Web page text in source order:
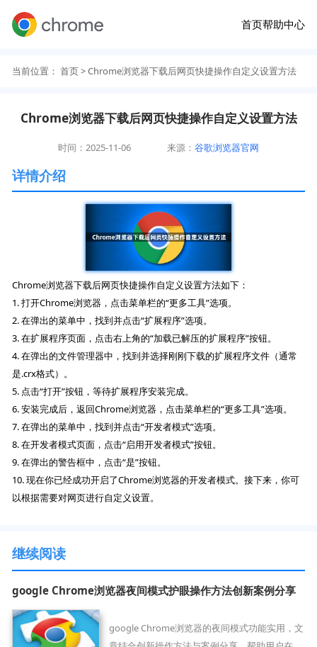
首页帮助中心
当前位置： 首页> Chrome浏览器下载后网页快捷操作自定义设置方法
Chrome浏览器下载后网页快捷操作自定义设置方法
时间：2025-11-06 来源：谷歌浏览器官网
详情介绍
Chrome浏览器下载后网页快捷操作自定义设置方法如下：
1. 打开Chrome浏览器，点击菜单栏的“更多工具”选项。
2. 在弹出的菜单中，找到并点击“扩展程序”选项。
3. 在扩展程序页面，点击右上角的“加载已解压的扩展程序”按钮。
4. 在弹出的文件管理器中，找到并选择刚刚下载的扩展程序文件（通常
是.crx格式）。
5. 点击“打开”按钮，等待扩展程序安装完成。
6. 安装完成后，返回Chrome浏览器，点击菜单栏的“更多工具”选项。
7. 在弹出的菜单中，找到并点击“开发者模式”选项。
8. 在开发者模式页面，点击“启用开发者模式”按钮。
9. 在弹出的警告框中，点击“是”按钮。
10. 现在你已经成功开启了Chrome浏览器的开发者模式。接下来，你可
以根据需要对网页进行自定义设置。
继续阅读
google Chrome浏览器夜间模式护眼操作方法创新案例分享
google Chrome浏览器的夜间模式功能实用，文